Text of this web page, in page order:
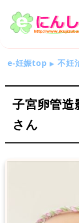
e-妊娠top 不妊
子宮卵管造
さん